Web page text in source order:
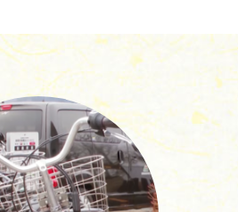
ぐるちゃり
クルガレージ
クティビティ
新着情報